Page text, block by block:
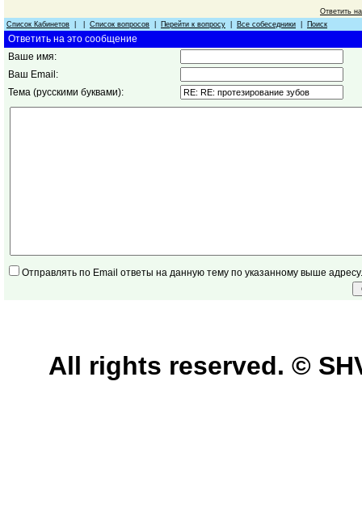
Ответить
Список Кабинетов
Список вопросов Перейти к вопросу Все собеседники Поиск
Ответить на это сообщение
Ваше имя:
Ваш Email:
Тема (русскими буквами):
Отправлять по Email ответы на данную тему по указанному выше адресу.
All rights reserved. ©